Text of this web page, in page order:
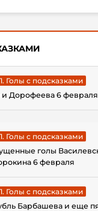
Голы с подсказками
и Дорофеева 6 февраля
Голы с подсказками
голы
6 февраля
Голы с подсказками
Барбашева и еще